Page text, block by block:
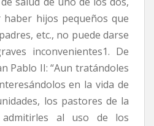
hijos pequeños que
etc., no puede darse
inconvenientes1. De
Pablo II: “Aun tratándoles
en la vida de
los pastores de la
al uso de los